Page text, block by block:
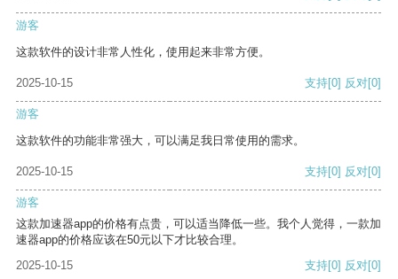
游客
这款软件的设计非常人性化，使用起来非常方便。
2025-10-15 支持[0] 反对[0]
游客
这款软件的功能非常强大，可以满足我日常使用的需求。
2025-10-15 支持[0] 反对[0]
游客
这款加速器app的价格有点贵，可以适当降低一些。我个人觉得，一款加
速器app的价格应该在50元以下才比较合理。
2025-10-15
支持[0] 反对[0]